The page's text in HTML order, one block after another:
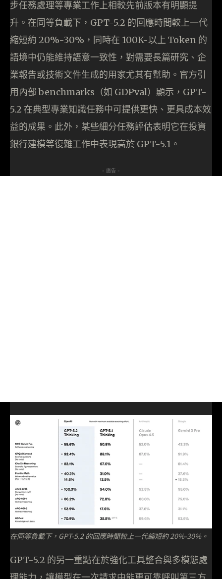
步任務處理等專業工作上相較先前版本有明顯提
升。在同等負載下，GPT-5.2 的回應時間較上一代
縮短約 20%-30%，同時在 100K-以上 Token 的
語境中仍能維持語意一致性，對需要長篇研究、企
業報告或技術文件生成的用家尤其有幫助。官方引
用內部 benchmarks（如 GDPval）顯示，GPT-
5.2 在典型專業知識任務中可提供更快、更具成本效
益的成果。此外，某些細分任務評估表明它在投資
銀行建模等復雜工作中表現高於 GPT-5.1。
- 廣告 -
在同等負載下，GPT-5.2 的回應時間較上一代縮短約 20%-30%。
GPT-5.2 的另一重點在於強化工具整合與多模態處